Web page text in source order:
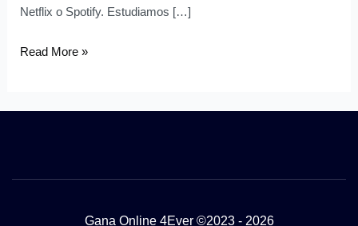
Netflix o Spotify. Estudiamos […]
Read More »
Gana Online 4Ever ©2023 - 2026